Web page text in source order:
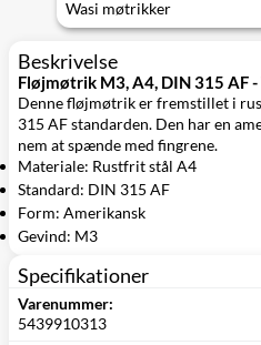
Wasi møtrikker
Beskrivelse
Fløjmøtrik M3, A4, DIN 315 AF -
Denne fløjmøtrik er fremstillet i
315 AF standarden. Den har en
nem at spænde med fingrene.
Materiale: Rustfrit stål A4
Standard: DIN 315 AF
Form: Amerikansk
Gevind: M3
Specifikationer
Varenummer:
5439910313